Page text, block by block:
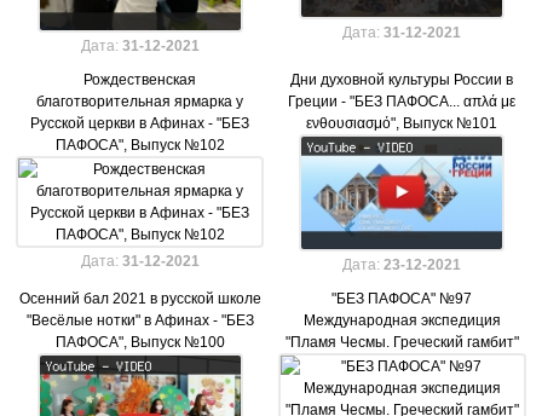
Дата: 31-12-2021
Дата:31-12-2021
Рождественская
благотворительная ярмарка у
Русской церкви в Афинах - "БЕЗ
ПАФОСА", Выпуск №102
Дата: 31-12-2021
Дни духовной культуры России в
Греции - "БЕЗ ПАФОСА... απλά με
ενθουσιασμό", Выпуск №101
Дата:23-12-2021
Осенний бал 2021 в русской школе
"Весёлые нотки" в Афинах - "БЕЗ
ПАФОСА", Выпуск №100
"БЕЗ ПАФОСА" №97
Международная экспедиция
"Пламя Чесмы. Греческий гамбит"